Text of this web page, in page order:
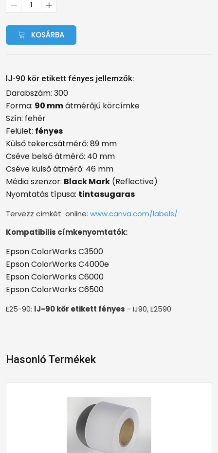
KOSÁRBA
IJ-90 kör etikett fényes jellemzők:
Darabszám: 300
Forma: 90 mmátmérőjű körcímke
Szín: fehér
Felület: fényes
Külső tekercsátmérő: 89 mm
Cséve belső átmérő: 40 mm
Cséve külső átmérő: 46 mm
Média szenzor: Black Mark (Reflective)
Nyomtatás típusa: tintasugaras
Tervezz címkét online: www.canva.com/labels/
Kompatibilis címkenyomtatók:
Epson ColorWorks C3500
Epson ColorWorks C4000e
Epson ColorWorks C6000
Epson ColorWorks C6500
E25-90: IJ-90 kör etikett fényes - IJ90, E2590
Hasonló Termékek